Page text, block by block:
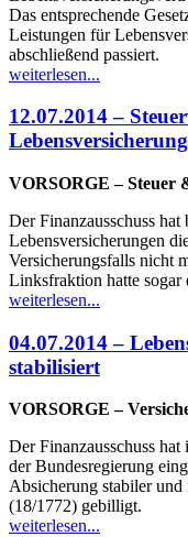
Das entsprechende
Leistungen für
abschließend passiert.
weiterlesen...
12.07.2014 –
VORSORGE – Steuer
Der Finanzausschuss hat
Lebensversicherungen
Versicherungsfalls nicht
Linksfraktion hatte sogar
weiterlesen...
04.07.2014 –
stabilisiert
VORSORGE –
Der Finanzausschuss
der Bundesregierung
Absicherung stabiler
(18/1772) gebilligt.
weiterlesen...